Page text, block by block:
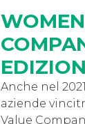
Anche nel
aziende
Value